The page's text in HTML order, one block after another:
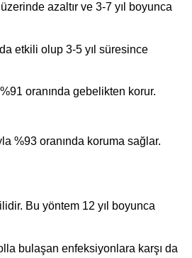
azaltır ve 3-7 yıl boyunca
etkili olup 3-5 yıl süresince
oranında gebelikten korur.
%93 oranında koruma sağlar.
Bu yöntem 12 yıl boyunca
bulaşan enfeksiyonlara karşı da